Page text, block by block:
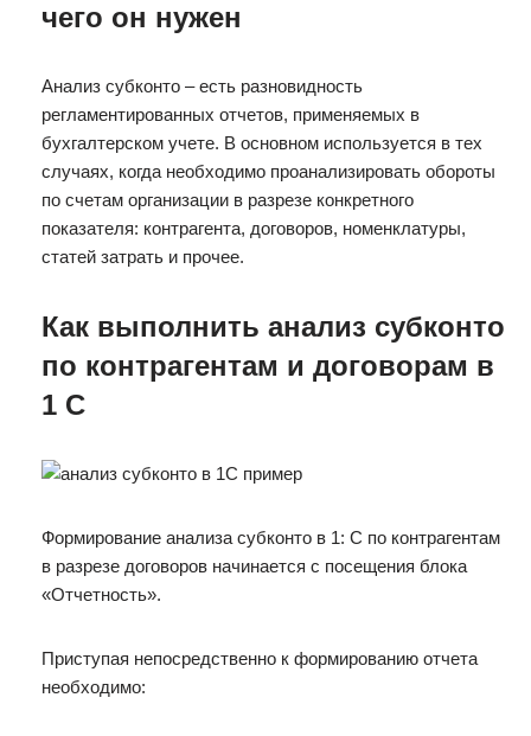
чего он нужен
Анализ субконто – есть разновидность
регламентированных отчетов, применяемых в
бухгалтерском учете. В основном используется в тех
случаях, когда необходимо проанализировать обороты
по счетам организации в разрезе конкретного
показателя: контрагента, договоров, номенклатуры,
статей затрать и прочее.
Как выполнить анализ субконто
по контрагентам и договорам в
1 С
Формирование анализа субконто в 1: С по контрагентам
в разрезе договоров начинается с посещения блока
«Отчетность».
Приступая непосредственно к формированию отчета
необходимо: